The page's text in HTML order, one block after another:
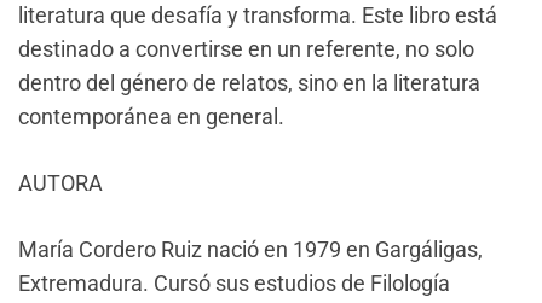
literatura que desafía y transforma. Este libro está
destinado a convertirse en un referente, no solo
dentro del género de relatos, sino en la literatura
contemporánea en general.
AUTORA
María Cordero Ruiz nació en 1979 en Gargáligas,
Extremadura. Cursó sus estudios de Filología